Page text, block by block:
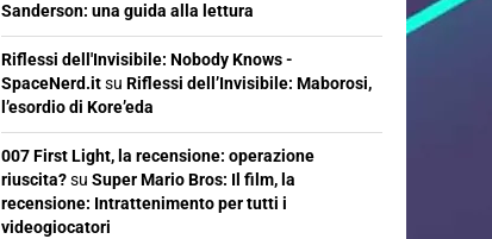
Sanderson: una guida alla lettura
Riflessi dell'Invisibile: Nobody Knows -
SpaceNerd.itsu Riflessi dell’Invisibile: Maborosi,
l’esordio di Kore’eda
007 First Light, la recensione: operazione
riuscita?su Super Mario Bros: Il film, la
recensione: Intrattenimento per tutti i
videogiocatori